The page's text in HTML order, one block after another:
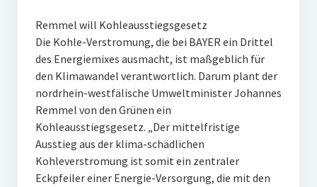
Remmel will Kohleausstiegsgesetz
Die Kohle-Verstromung, die bei BAYER ein Drittel
des Energiemixes ausmacht, ist maßgeblich für
den Klimawandel verantwortlich. Darum plant der
nordrhein-westfälische Umweltminister Johannes
Remmel von den Grünen ein
Kohleausstiegsgesetz. „Der mittelfristige
Ausstieg aus der klima-schädlichen
Kohleverstromung ist somit ein zentraler
Eckpfeiler einer Energie-Versorgung, die mit den